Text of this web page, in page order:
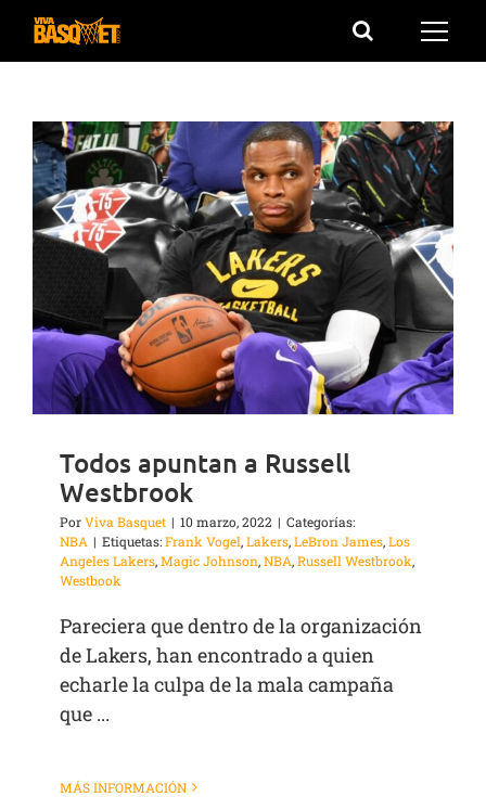
Saltar
Todos apuntan a Russell
Westbrook
PorViva Basquet | 10 marzo, 2022 | Categorías:
NBA | Etiquetas:Frank Vogel,Lakers,LeBron James,Los
Angeles Lakers,Magic Johnson,NBA,Russell Westbrook,
Westbook
Pareciera que dentro de la organización
de Lakers, han encontrado a quien
echarle la culpa de la mala campaña
que ...
MÁS INFORMACIÓN